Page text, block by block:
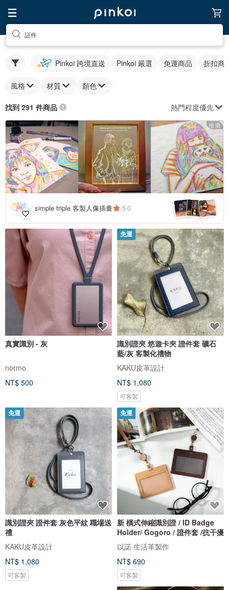
証件
Pinkoi 跨境直送 Pinkoi 嚴選 免運商品 折扣商
風格 材質 顏色
找到 291 件商品 熱門程度優先
推廣
simple triple 客製人像插畫 5.0 +4
真實識別 - 灰
normo
NT$ 500
免運
識別證夾 悠遊卡夾 證件套 礦石
藍/灰 客製化禮物
KAKU皮革設計
NT$ 1,080
可客製
免運
識別證夾 證件套 灰色平紋 職場送
禮
KAKU皮革設計
NT$ 1,080
可客製
免運
新 橫式伸縮識別證 / ID Badge
Holder/ Gogoro / 證件套 /抗干擾
以諾 生活革製作
NT$ 690
可客製